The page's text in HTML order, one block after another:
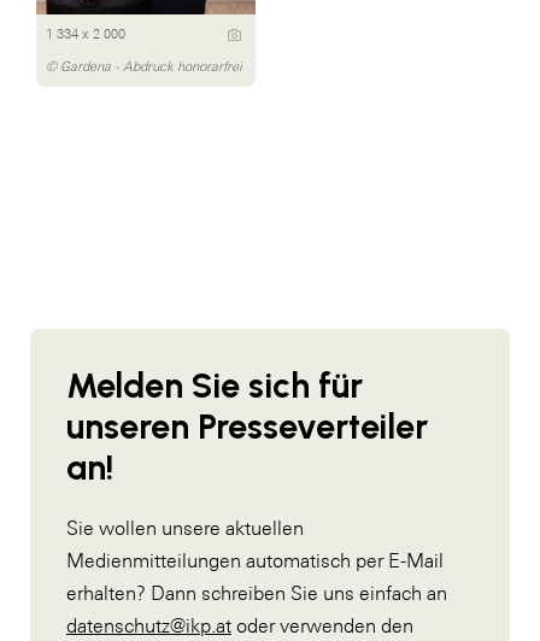
1 334 x 2 000
© Gardena - Abdruck honorarfrei
Melden Sie sich für
unseren Presseverteiler
an!
Sie wollen unsere aktuellen
Medienmitteilungen automatisch per E-Mail
erhalten? Dann schreiben Sie uns einfach an
datenschutz@ikp.at oder verwenden den